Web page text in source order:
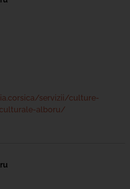
servizii/culture-
alboru/